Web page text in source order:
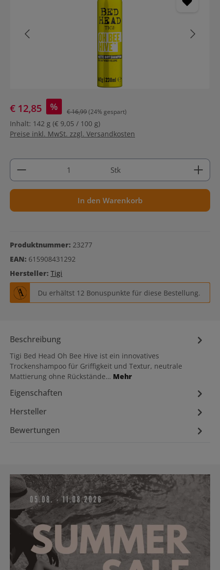
€ 12,85 % € 16,99(24% gespart)
Inhalt: 142 g (€ 9,05 / 100 g)
Preise inkl. MwSt. zzgl. Versandkosten
Produkt Anzahl: Gib den gewünschten Wert ein
Stk
In den Warenkorb
Produktnummer: 23277
EAN: 615908431292
Hersteller: Tigi
Du erhältst 12 Bonuspunkte für diese Bestellung.
Beschreibung
Tigi Bed Head Oh Bee Hive ist ein innovatives
Trockenshampoo für Griffigkeit und Textur, neutrale
Mattierung ohne Rückstände… Mehr
Eigenschaften
Hersteller
Bewertungen